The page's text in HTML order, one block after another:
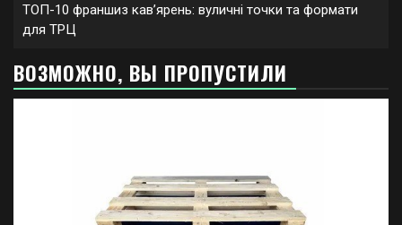
ТОП-10 франшиз кавʼярень: вуличні точки та формати
для ТРЦ
ВОЗМОЖНО, ВЫ ПРОПУСТИЛИ